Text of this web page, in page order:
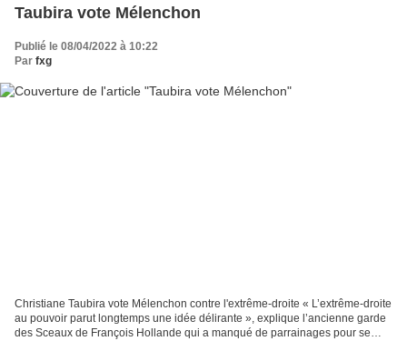
Taubira vote Mélenchon
Publié le 08/04/2022 à 10:22
Par fxg
Christiane Taubira vote Mélenchon contre l'extrême-droite « L’extrême-droite
au pouvoir parut longtemps une idée délirante », explique l’ancienne garde
des Sceaux de François Hollande qui a manqué de parrainages pour se